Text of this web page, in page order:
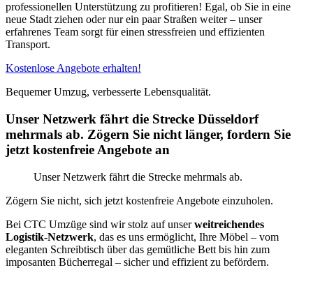
professionellen Unterstützung zu profitieren! Egal, ob Sie in eine
neue Stadt ziehen oder nur ein paar Straßen weiter – unser
erfahrenes Team sorgt für einen stressfreien und effizienten
Transport.
Kostenlose Angebote erhalten!
Bequemer Umzug, verbesserte Lebensqualität.
Unser Netzwerk fährt die Strecke Düsseldorf
mehrmals ab. Zögern Sie nicht länger, fordern Sie
jetzt kostenfreie Angebote an
Unser Netzwerk fährt die Strecke mehrmals ab.
Zögern Sie nicht, sich jetzt kostenfreie Angebote einzuholen.
Bei CTC Umzüge sind wir stolz auf unserweitreichendes
Logistik-Netzwerk, das es uns ermöglicht, Ihre Möbel – vom
eleganten Schreibtisch über das gemütliche Bett bis hin zum
imposanten Bücherregal – sicher und effizient zu befördern.